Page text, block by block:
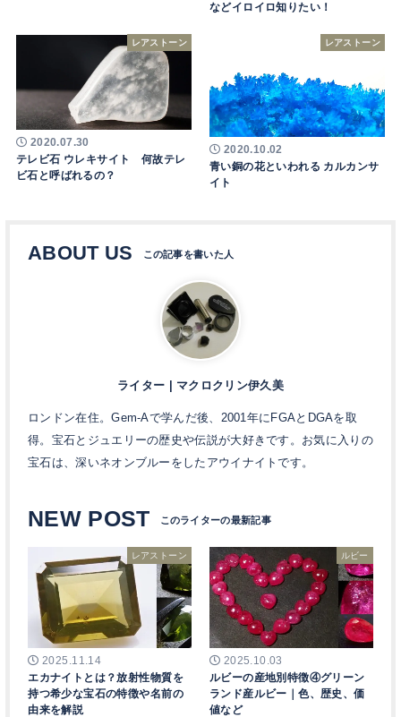
などイロイロ知りたい！
レアストーン
2020.07.30
テレビ石 ウレキサイト 何故テレ
ビ石と呼ばれるの？
レアストーン
2020.10.02
青い銅の花といわれる カルカンサ
イト
ABOUT US
ライター | マクロクリン伊久美
ロンドン在住。Gem-Aで学んだ後、2001年にFGAとDGAを取
得。宝石とジュエリーの歴史や伝説が大好きです。お気に入りの
宝石は、深いネオンブルーをしたアウイナイトです。
NEW POST
レアストーン
2025.11.14
エカナイトとは？放射性物質を
持つ希少な宝石の特徴や名前の
由来を解説
ルビー
2025.10.03
ルビーの産地別特徴④グリーン
ランド産ルビー｜色、歴史、価
値など